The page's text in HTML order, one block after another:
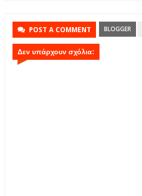
POST A COMMENT BLOGGER
Δεν υπάρχουν σχόλια: